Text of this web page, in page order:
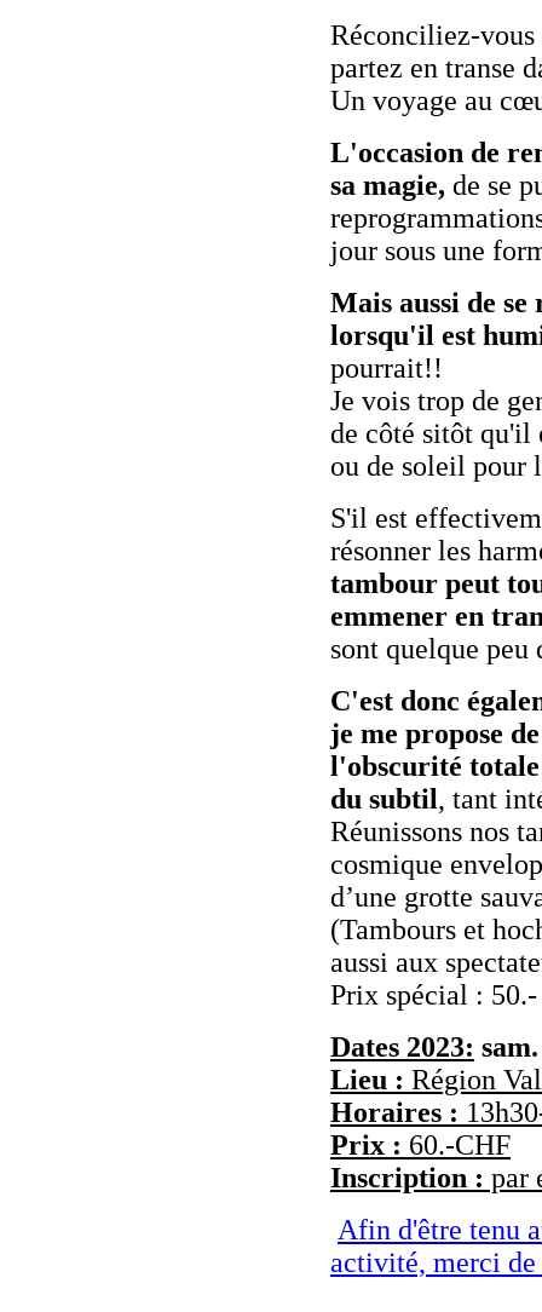
Réconciliez-
partez en transe
Un voyage au
L'occasion de
sa magie, de se
jour sous une
Mais aussi de
lorsqu'il est
pourrait!!
Je vois trop de
de côté sitôt qu'il
ou de soleil
S'il est
résonner les
tambour peut
emmener en
sont quelque
C'est donc
je me propose
l'obscurité
du subtil, tant
Réunissons nos
cosmique
d’une grotte
(Tambours et
aussi aux
Prix spécial : 50.-
Dates 2023:
Lieu : Région
Horaires :
Prix : 60.-CHF
Inscription : par
Afin d'être tenu
activité, merci de